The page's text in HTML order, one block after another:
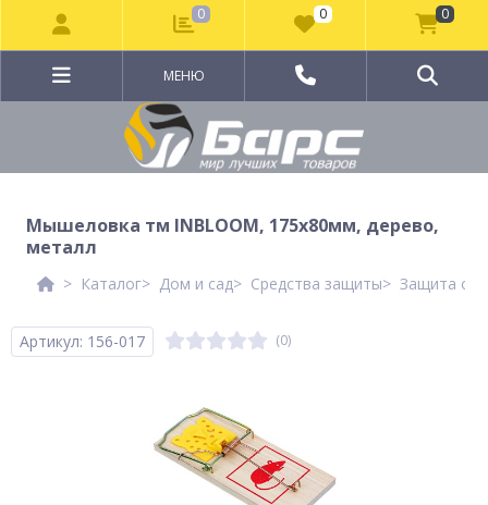
МЕНЮ
Мышеловка тм INBLOOM, 175х80мм, дерево,
металл
Каталог Дом и сад Средства защиты Защита от
Артикул: 156-017 (0)
0 0 0